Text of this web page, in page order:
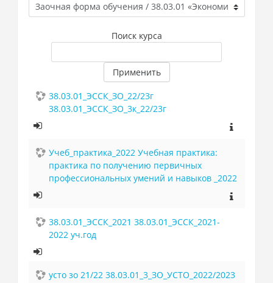
Поиск курса
Применить
38.03.01_ЭССК_ЗО_22/23г
38.03.01_ЭССК_ЗО_3к_22/23г
Учеб_практика_2022 Учебная практика:
практика по получению первичных
профессиональных умений и навыков _2022
38.03.01_ЭССК_2021 38.03.01_ЭССК_2021-
2022 уч.год
усто зо 21/22 38.03.01_3_ЗО_УСТО_2022/2023